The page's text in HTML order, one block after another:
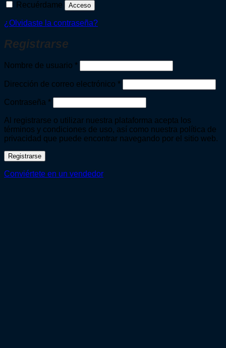
Recuérdame Acceso
¿Olvidaste la contraseña?
Registrarse
Nombre de usuario *Obligatorio
Dirección de correo electrónico *Obligatorio
Contraseña *Obligatorio
Al registrarse o utilizar nuestra plataforma acepta los
términos y condiciones de uso, así como nuestra política de
privacidad que puede encontrar navegando por el sitio web.
Registrarse
Conviértete en un vendedor